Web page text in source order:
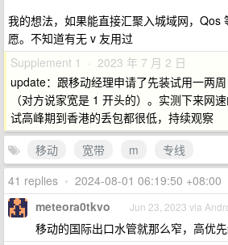
我的想法，如果能直接汇聚入城域网，Qos
愿。不知道有无 v 友用过
Supplement 1 · 2023 年 7 月 2 日
update：跟移动经理申请了先装试用一两
（对方说家宽是 1 开头的）。实测下来网
试高峰期到香港的丢包都很低，持续观察
移动
宽带 m
专线
41 replies • 2024-08-01 06:19:50 +08:00
meteora0tkvo Jun 23, 2023 via
移动的国际出口水管就那么窄，高优